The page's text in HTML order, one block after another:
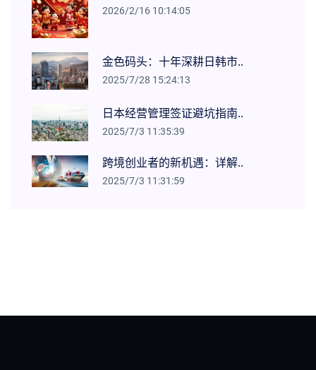
2026/2/16 10:14:05
金色码头：十年深耕日韩市..
2025/7/28 15:24:13
日本经营管理签证避坑指南..
2025/7/3 11:35:39
跨境创业者的新机遇：详解..
2025/7/3 11:31:59